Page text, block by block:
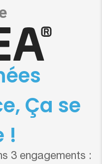
Ça se
!
3 engagements :